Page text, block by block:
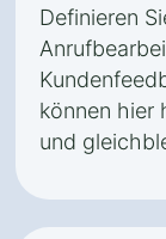
Definieren
können hier
und